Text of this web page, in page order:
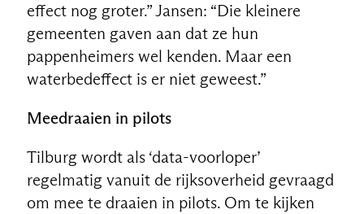
effect nog groter.” Jansen: “Die kleinere
gemeenten gaven aan dat ze hun
pappenheimers wel kenden. Maar een
waterbedeffect is er niet geweest.”
Meedraaien in pilots
Tilburg wordt als ‘data-voorloper’
regelmatig vanuit de rijksoverheid gevraagd
om mee te draaien in pilots. Om te kijken